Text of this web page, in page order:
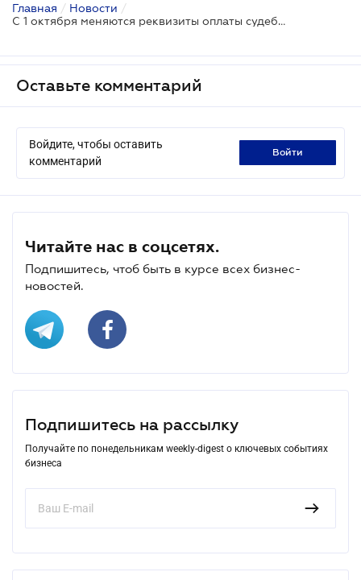
Главная / Новости /
С 1 октября меняются реквизиты оплаты судебного сбора
Оставьте комментарий
Войдите, чтобы оставить
комментарий
войти
Читайте нас в соцсетях.
Подпишитесь, чтоб быть в курсе всех бизнес-
новостей.
Подпишитесь на рассылку
Получайте по понедельникам weekly-digest о ключевых событиях
бизнеса